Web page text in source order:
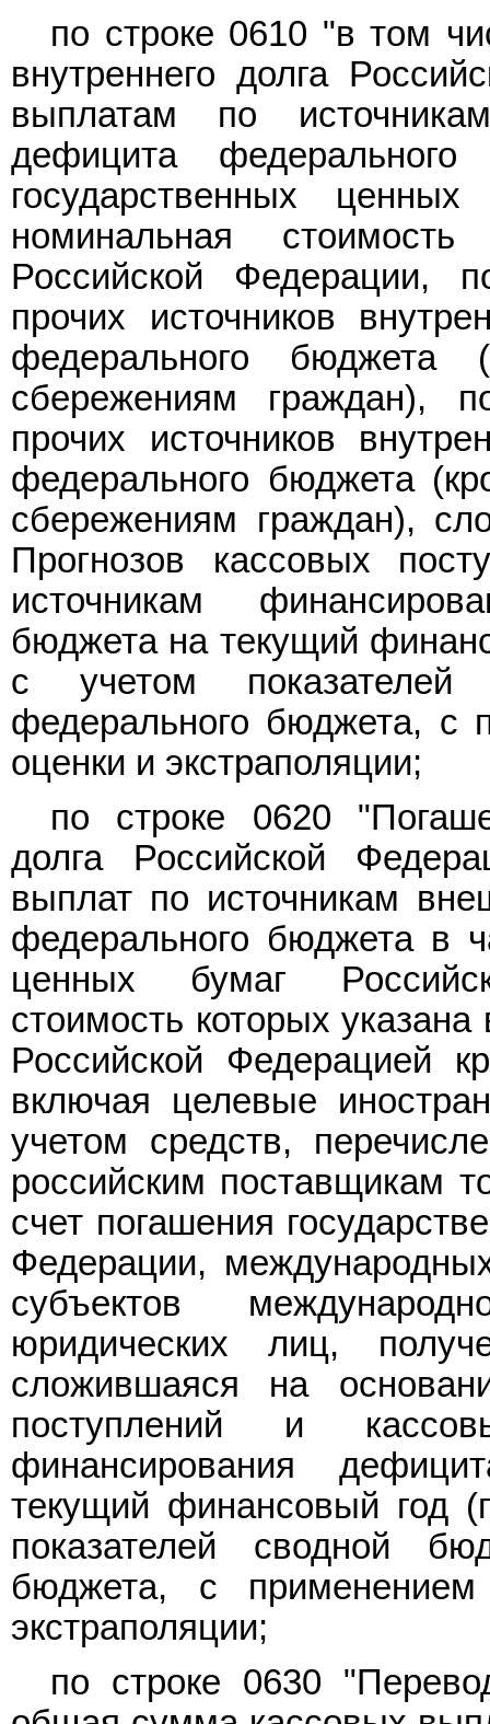
по строке 0610 "в том
внутреннего долга
выплатам по
дефицита
государственных
номинальная
Российской Федерации,
прочих источников
федерального бюджета
сбережениям граждан),
прочих источников
федерального бюджета
сбережениям граждан),
Прогнозов кассовых
источникам
бюджета на текущий
с учетом показателей
федерального бюджета, с
оценки и экстраполяции;
по строке 0620
долга Российской
выплат по источникам
федерального бюджета в
ценных бумаг
стоимость которых
Российской Федерацией
включая целевые
учетом средств,
российским поставщикам
счет погашения
Федерации,
субъектов
юридических лиц,
сложившаяся на
поступлений и
финансирования
текущий финансовый год
показателей сводной
бюджета, с
экстраполяции;
по строке 0630